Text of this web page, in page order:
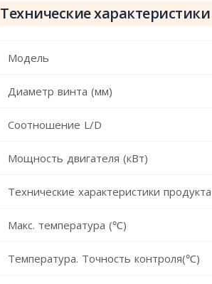
Технические характеристики
Модель
Диаметр винта (мм)
Соотношение L/D
Мощность двигателя (кВт)
Технические характеристики продукта
Макс. температура (℃)
Температура. Точность контроля(℃)